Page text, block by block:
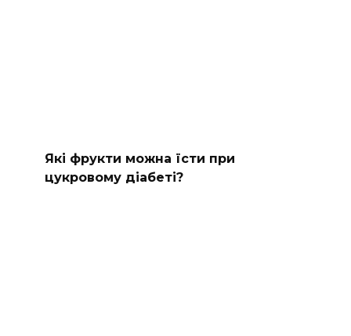
Які фрукти можна їсти при
цукровому діабеті?